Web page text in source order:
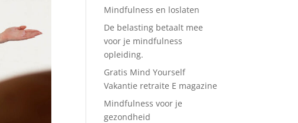
Mindfulness en loslaten
De belasting betaalt mee
voor je mindfulness
opleiding.
Gratis Mind Yourself
Vakantie retraite E magazine
Mindfulness voor je
gezondheid